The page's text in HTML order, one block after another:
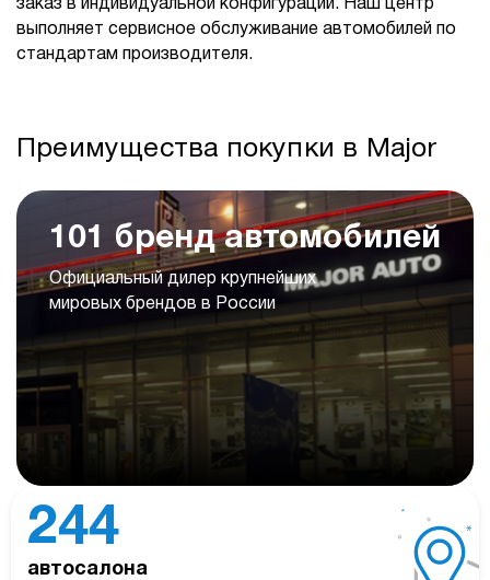
заказ в индивидуальной конфигурации. Наш центр
выполняет сервисное обслуживание автомобилей по
стандартам производителя.
Преимущества покупки в Major
101 бренд автомобилей
Официальный дилер крупнейших
мировых брендов в России
244
автосалона